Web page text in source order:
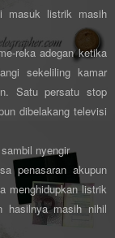
masuk listrik masih
reka adegan ketika
sekeliling kamar
Satu persatu stop
dibelakang televisi
nyengir
penasaran akupun
menghidupkan listrik
hasilnya masih nihil